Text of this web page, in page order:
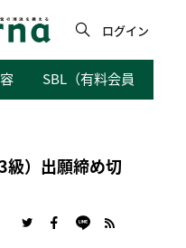
ログイン
SBL（有料会員向けサ
級）出願締め切